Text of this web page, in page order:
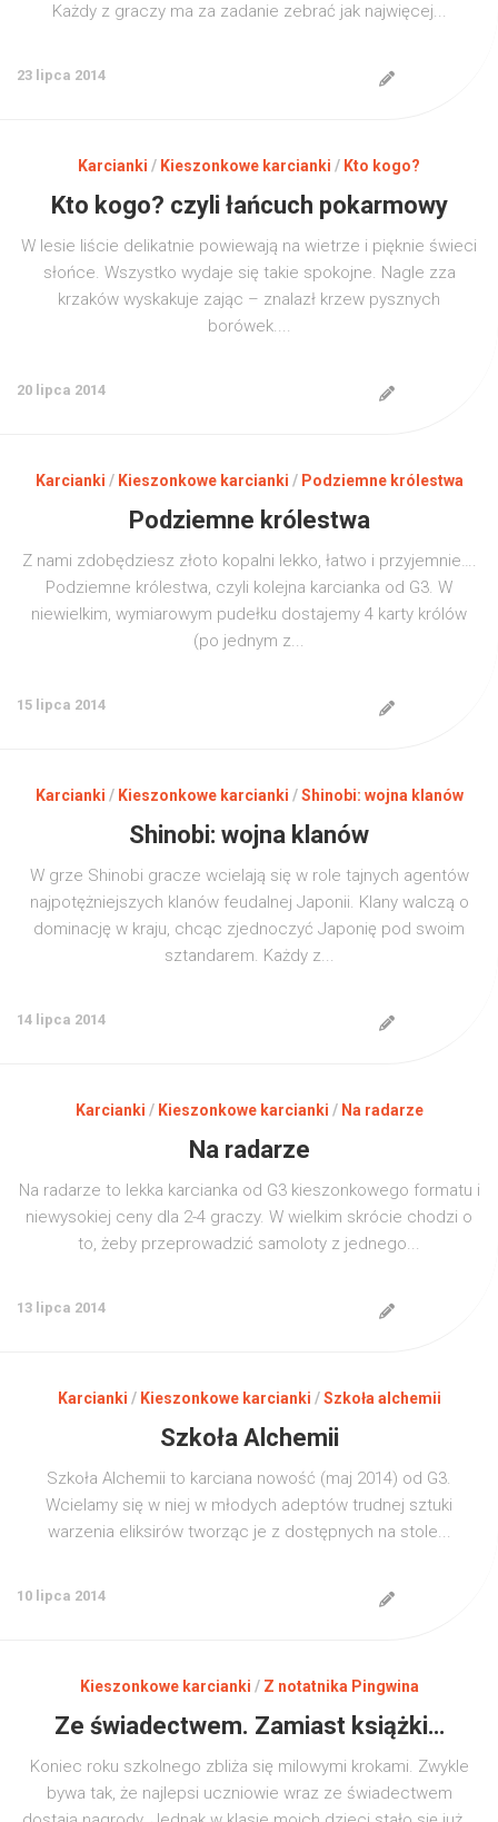
Każdy z graczy ma za zadanie zebrać jak najwięcej...
23 lipca 2014
Karcianki / Kieszonkowe karcianki / Kto kogo?
Kto kogo? czyli łańcuch pokarmowy
W lesie liście delikatnie powiewają na wietrze i pięknie świeci
słońce. Wszystko wydaje się takie spokojne. Nagle zza
krzaków wyskakuje zając – znalazł krzew pysznych
borówek....
20 lipca 2014
Karcianki / Kieszonkowe karcianki / Podziemne królestwa
Podziemne królestwa
Z nami zdobędziesz złoto kopalni lekko, łatwo i przyjemnie….
Podziemne królestwa, czyli kolejna karcianka od G3. W
niewielkim, wymiarowym pudełku dostajemy 4 karty królów
(po jednym z...
15 lipca 2014
Karcianki / Kieszonkowe karcianki /Shinobi: wojna klanów
Shinobi: wojna klanów
W grze Shinobi gracze wcielają się w role tajnych agentów
najpotężniejszych klanów feudalnej Japonii. Klany walczą o
dominację w kraju, chcąc zjednoczyć Japonię pod swoim
sztandarem. Każdy z...
14 lipca 2014
Karcianki / Kieszonkowe karcianki / Na radarze
Na radarze
Na radarze to lekka karcianka od G3 kieszonkowego formatu i
niewysokiej ceny dla 2-4 graczy. W wielkim skrócie chodzi o
to, żeby przeprowadzić samoloty z jednego...
13 lipca 2014
Karcianki / Kieszonkowe karcianki /Szkoła alchemii
Szkoła Alchemii
Szkoła Alchemii to karciana nowość (maj 2014) od G3.
Wcielamy się w niej w młodych adeptów trudnej sztuki
warzenia eliksirów tworząc je z dostępnych na stole...
10 lipca 2014
Kieszonkowe karcianki / Z notatnika Pingwina
Ze świadectwem. Zamiast książki…
Koniec roku szkolnego zbliża się milowymi krokami. Zwykle
bywa tak, że najlepsi uczniowie wraz ze świadectwem